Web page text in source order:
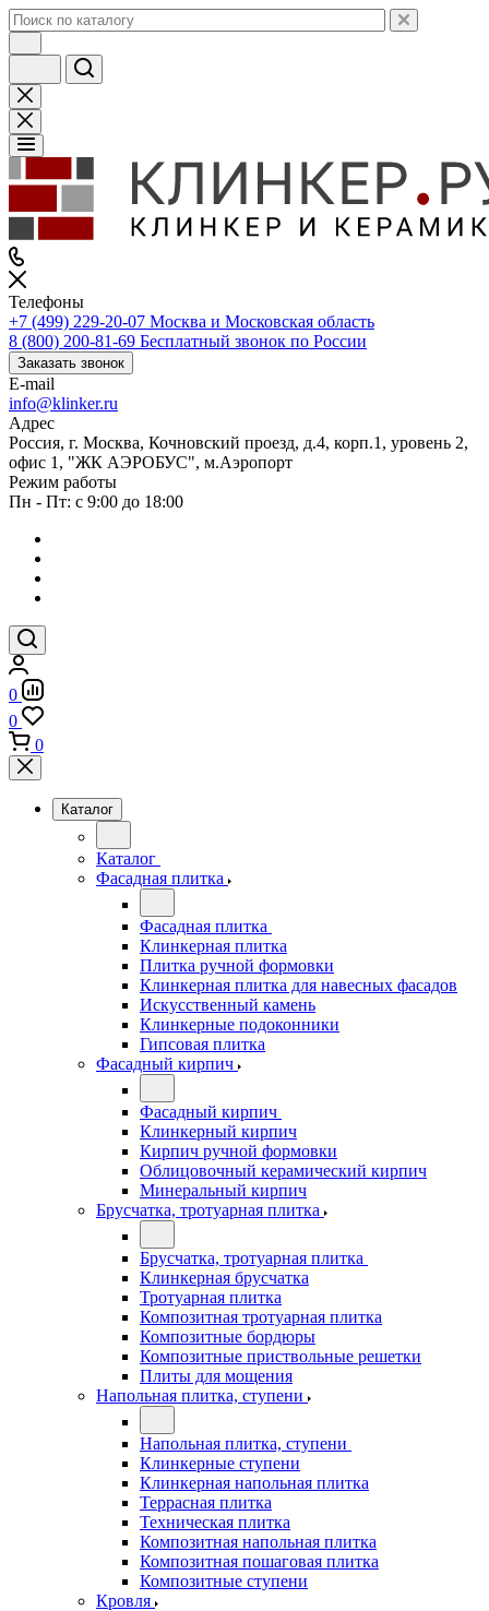
Телефоны
+7 (499) 229-20-07 Москва и Московская область
8 (800) 200-81-69 Бесплатный звонок по России
Заказать звонок
E-mail
info@klinker.ru
Адрес
Россия, г. Москва, Кочновский проезд, д.4, корп.1, уровень 2,
офис 1, "ЖК АЭРОБУС", м.Аэропорт
Режим работы
Пн - Пт: с 9:00 до 18:00
0
0
0
Каталог
Каталог
Фасадная плитка
Фасадная плитка
Клинкерная плитка
Плитка ручной формовки
Клинкерная плитка для навесных фасадов
Искусственный камень
Клинкерные подоконники
Гипсовая плитка
Фасадный кирпич
Фасадный кирпич
Клинкерный кирпич
Кирпич ручной формовки
Облицовочный керамический кирпич
Минеральный кирпич
Брусчатка, тротуарная плитка
Брусчатка, тротуарная плитка
Клинкерная брусчатка
Тротуарная плитка
Композитная тротуарная плитка
Композитные бордюры
Композитные приствольные решетки
Плиты для мощения
Напольная плитка, ступени
Напольная плитка, ступени
Клинкерные ступени
Клинкерная напольная плитка
Террасная плитка
Техническая плитка
Композитная напольная плитка
Композитная пошаговая плитка
Композитные ступени
Кровля